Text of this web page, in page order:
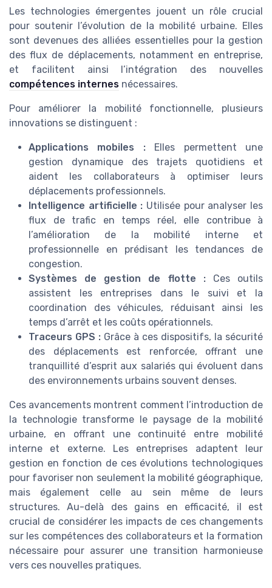
Les technologies émergentes jouent un rôle crucial
pour soutenir l’évolution de la mobilité urbaine. Elles
sont devenues des alliées essentielles pour la gestion
des flux de déplacements, notamment en entreprise,
et facilitent ainsi l’intégration des nouvelles
compétences internes nécessaires.
Pour améliorer la mobilité fonctionnelle, plusieurs
innovations se distinguent :
Applications mobiles :Elles permettent une
gestion dynamique des trajets quotidiens et
aident les collaborateurs à optimiser leurs
déplacements professionnels.
Intelligence artificielle : Utilisée pour analyser les
flux de trafic en temps réel, elle contribue à
l’amélioration de la mobilité interne et
professionnelle en prédisant les tendances de
congestion.
Systèmes de gestion de flotte :Ces outils
assistent les entreprises dans le suivi et la
coordination des véhicules, réduisant ainsi les
temps d’arrêt et les coûts opérationnels.
Traceurs GPS : Grâce à ces dispositifs, la sécurité
des déplacements est renforcée, offrant une
tranquillité d’esprit aux salariés qui évoluent dans
des environnements urbains souvent denses.
Ces avancements montrent comment l’introduction de
la technologie transforme le paysage de la mobilité
urbaine, en offrant une continuité entre mobilité
interne et externe. Les entreprises adaptent leur
gestion en fonction de ces évolutions technologiques
pour favoriser non seulement la mobilité géographique,
mais également celle au sein même de leurs
structures. Au-delà des gains en efficacité, il est
crucial de considérer les impacts de ces changements
sur les compétences des collaborateurs et la formation
nécessaire pour assurer une transition harmonieuse
vers ces nouvelles pratiques.